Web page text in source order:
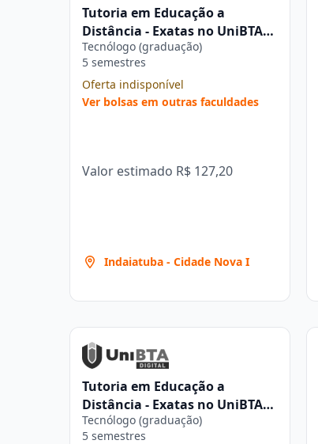
Tutoria em Educação a
Distância - Exatas no UniBTA
Digital
Tecnólogo (graduação)
5 semestres
Oferta indisponível
Ver bolsas em outras faculdades
Valor estimado R$ 127,20
Indaiatuba - Cidade Nova I
Tutoria em Educação a
Distância - Exatas no UniBTA
Digital
Tecnólogo (graduação)
5 semestres